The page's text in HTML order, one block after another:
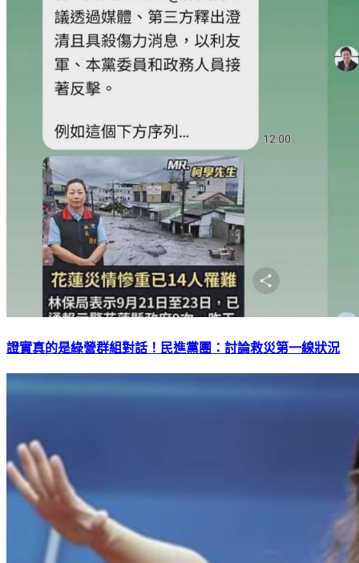
證實真的是綠營群組對話！民進黨團：討論救災第一線狀況